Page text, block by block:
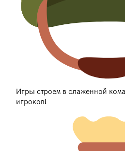
Игры строем в слаженной
игроков!